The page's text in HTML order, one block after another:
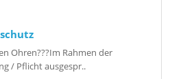
Ohren???Im Rahmen der
/ Pflicht ausgespr..